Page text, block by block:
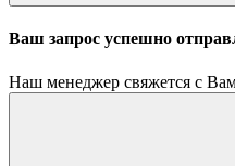
Ваш запрос успешно
Наш менеджер свяжется с